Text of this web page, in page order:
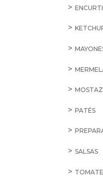
PATÉS
SALSAS